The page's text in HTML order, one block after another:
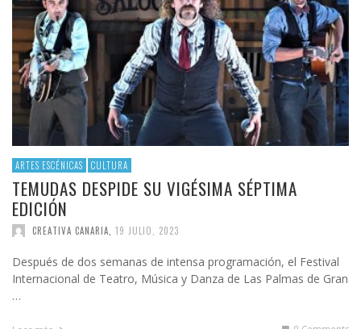
ARTES ESCÉNICAS CULTURA
TEMUDAS DESPIDE SU VIGÉSIMA SÉPTIMA
EDICIÓN
CREATIVA CANARIA 19 JULIO, 2023
Después de dos semanas de intensa programación, el Festival
Internacional de Teatro, Música y Danza de Las Palmas de Gran
…